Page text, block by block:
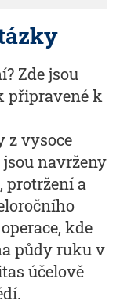
Zde jsou
připravené k
z vysoce
navrženy
protržení a
kde
půdy ruku v
účelově